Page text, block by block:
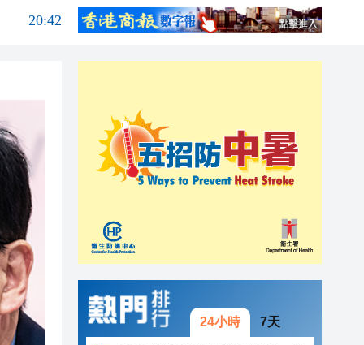
20:41
20:55
20:42
20:42
20:41
20:40
24小時 7天